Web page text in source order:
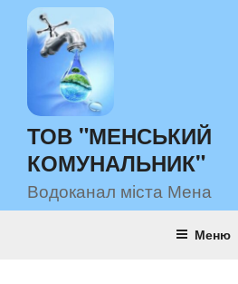
Перейти
вмісту
ТОВ "МЕНСЬКИЙ
КОМУНАЛЬНИК"
Водоканал міста Мена
Меню